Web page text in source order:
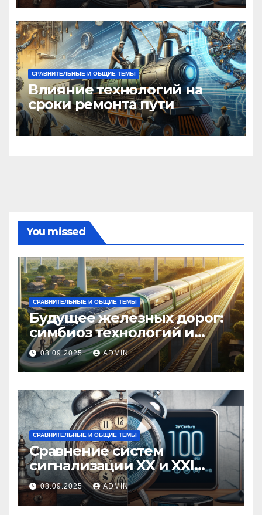
СРАВНИТЕЛЬНЫЕ И ОБЩИЕ ТЕМЫ
Влияние технологий на
сроки ремонта пути
You missed
СРАВНИТЕЛЬНЫЕ И ОБЩИЕ ТЕМЫ
Будущее железных дорог:
симбиоз технологий и
экологии
08.09.2025 ADMIN
СРАВНИТЕЛЬНЫЕ И ОБЩИЕ ТЕМЫ
Сравнение систем
сигнализации XX и XXI
веков
08.09.2025 ADMIN